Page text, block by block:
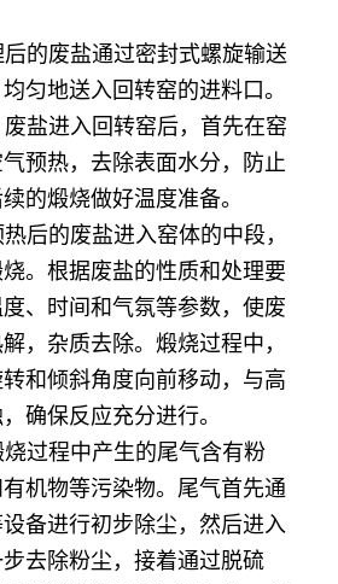
的废盐通过密封式螺旋输送
匀地送入回转窑的进料口。
盐进入回转窑后，首先在窑
预热，去除表面水分，防止
的煅烧做好温度准备。
后的废盐进入窑体的中段，
。根据废盐的性质和处理要
、时间和气氛等参数，使废
，杂质去除。煅烧过程中，
和倾斜角度向前移动，与高
确保反应充分进行。
过程中产生的尾气含有粉
机物等污染物。尾气首先通
备进行初步除尘，然后进入
去除粉尘，接着通过脱硫